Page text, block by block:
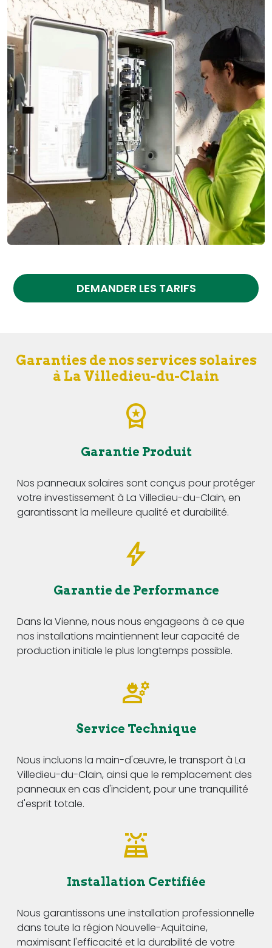
DEMANDER LES TARIFS
Garanties de nos services solaires
à La Villedieu-du-Clain
Garantie Produit
Nos panneaux solaires sont conçus pour protéger
votre investissement à La Villedieu-du-Clain, en
garantissant la meilleure qualité et durabilité.
Garantie de Performance
Dans la Vienne, nous nous engageons à ce que
nos installations maintiennent leur capacité de
production initiale le plus longtemps possible.
Service Technique
Nous incluons la main-d'œuvre, le transport à La
Villedieu-du-Clain, ainsi que le remplacement des
panneaux en cas d'incident, pour une tranquillité
d'esprit totale.
Installation Certifiée
Nous garantissons une installation professionnelle
dans toute la région Nouvelle-Aquitaine,
maximisant l'efficacité et la durabilité de votre